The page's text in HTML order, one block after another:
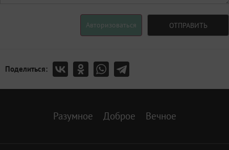
Авторизоваться ОТПРАВИТЬ
Поделиться:
Разумное Доброе Вечное